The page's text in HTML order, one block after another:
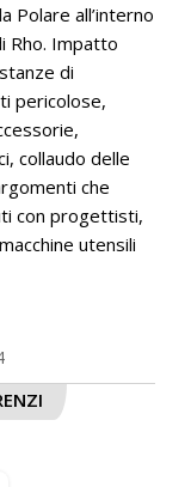
Polare all’interno
Rho. Impatto
di
pericolose,
collaudo delle
che
con progettisti,
utensili